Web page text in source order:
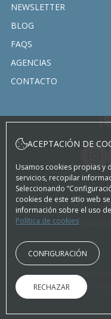
NEWSLETTER
BLOG
FAQS
AGENCIAS
CONTACTO
Carrer de Tales,
Hotel
Desarrollado
ACEPTACIÓN DE
Usamos cookies propias y
servicios, recopilar
Seleccionando
cookies de este sitio web
información sobre el uso
Política de cookies
CONFIGURACIÓN
RECHAZAR